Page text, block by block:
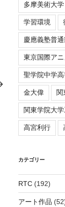
多摩美術大学
学習環境
慶應義塾普
東京国際ア
聖学院中学
金大偉 関
関東学院大
高宮利行
カテゴリー
RTC(192)
アート作品